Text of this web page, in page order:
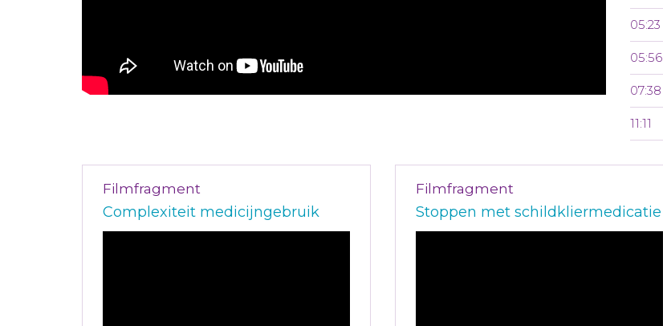
05:23
05:56
07:38
11:11
Filmfragment
Complexiteit medicijngebruik
Filmfragment
Stoppen met schildkliermedicatie